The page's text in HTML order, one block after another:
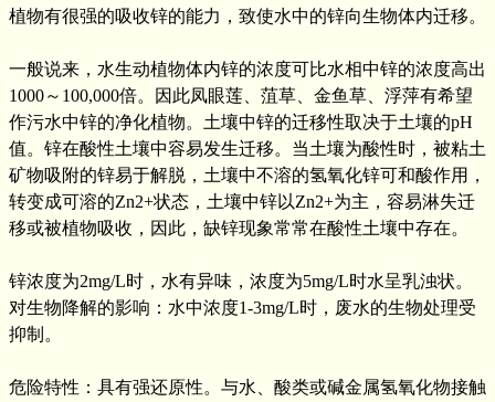
植物有很强的吸收锌的能力，致使水中的锌向生物体内迁移。
一般说来，水生动植物体内锌的浓度可比水相中锌的浓度高出
1000～100,000倍。因此凤眼莲、菹草、金鱼草、浮萍有希望
作污水中锌的净化植物。土壤中锌的迁移性取决于土壤的pH
值。锌在酸性土壤中容易发生迁移。当土壤为酸性时，被粘土
矿物吸附的锌易于解脱，土壤中不溶的氢氧化锌可和酸作用，
转变成可溶的Zn2+状态，土壤中锌以Zn2+为主，容易淋失迁
移或被植物吸收，因此，缺锌现象常常在酸性土壤中存在。
锌浓度为2mg/L时，水有异味，浓度为5mg/L时水呈乳浊状。
对生物降解的影响：水中浓度1-3mg/L时，废水的生物处理受
抑制。
危险特性：具有强还原性。与水、酸类或碱金属氢氧化物接触